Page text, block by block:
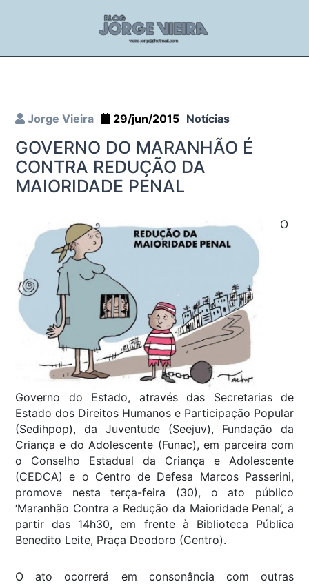
Jorge Vieira 29/jun/2015 Notícias
GOVERNO DO MARANHÃO É
CONTRA REDUÇÃO DA
MAIORIDADE PENAL
O
Governo do Estado, através das Secretarias de
Estado dos Direitos Humanos e Participação Popular
(Sedihpop), da Juventude (Seejuv), Fundação da
Criança e do Adolescente (Funac), em parceira com
o Conselho Estadual da Criança e Adolescente
(CEDCA) e o Centro de Defesa Marcos Passerini,
promove nesta terça-feira (30), o ato público
‘Maranhão Contra a Redução da Maioridade Penal’, a
partir das 14h30, em frente à Biblioteca Pública
Benedito Leite, Praça Deodoro (Centro).
O ato ocorrerá em consonância com outras